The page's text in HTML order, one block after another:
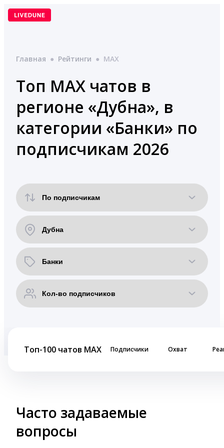
Перейти
Главная ● Рейтинги ● MAX
Топ MAX чатов в
регионе «Дубна», в
категории «Банки» по
подписчикам 2026
Топ-100 чатов MAX Подписчики Охват
Часто задаваемые
вопросы